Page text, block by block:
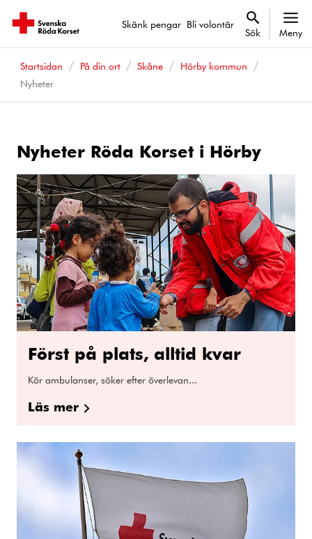
Skänk pengar Bli volontär
Sök Meny
Startsidan På din ort Skåne
Hörby kommun
Nyheter
Nyheter Röda Korset i Hörby
Först på plats, alltid kvar
Kör ambulanser, söker efter överlevan...
Läs mer